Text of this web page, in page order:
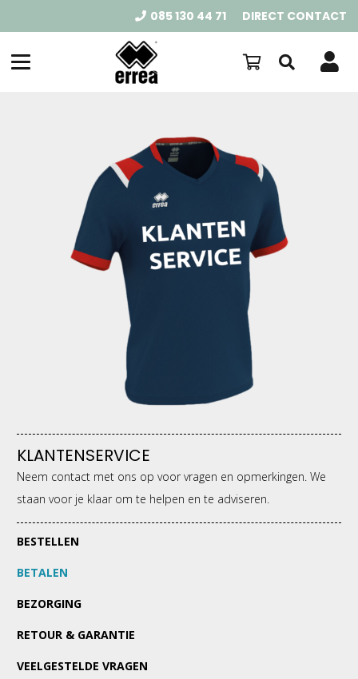
085 130 44 71 DIRECT CONTACT
KLANTENSERVICE
Neem contact met ons op voor vragen en opmerkingen. We
staan voor je klaar om te helpen en te adviseren.
BESTELLEN
BETALEN
BEZORGING
RETOUR & GARANTIE
VEELGESTELDE VRAGEN